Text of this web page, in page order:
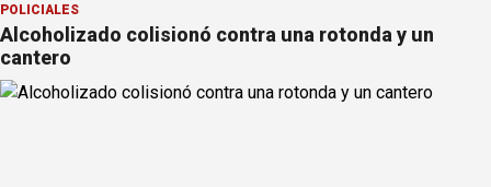
POLICIALES
Alcoholizado colisionó contra una rotonda y un
cantero